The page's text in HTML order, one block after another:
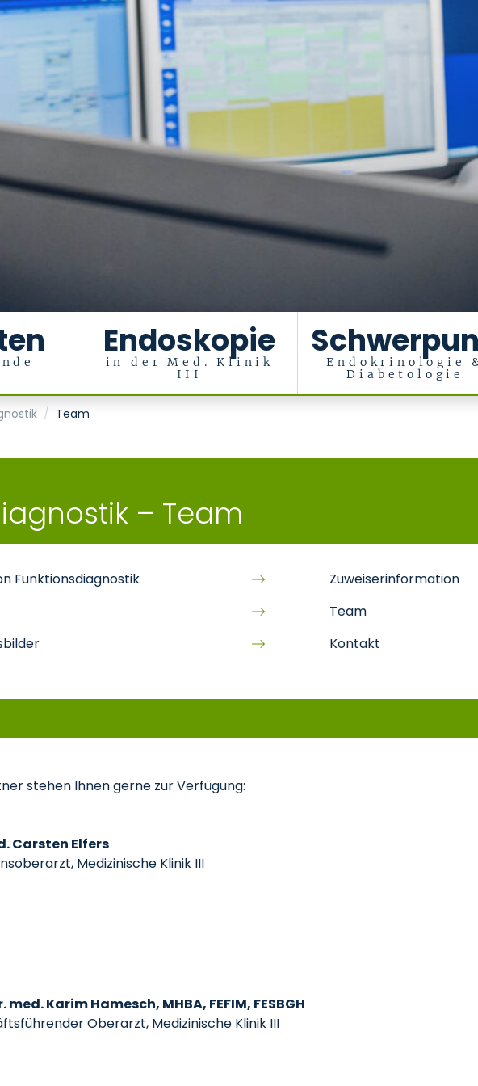
Endoskopie
in der Med. Klinik
III
Endokrinologie
Diabetologie
Stoffwechselerkrankungen und Internistische Intensivmedizin (Med. Klinik III)
Team
– Team
Funktionsdiagnostik
Zuweiserinformation
Team
Kontakt
stehen Ihnen gerne zur Verfügung:
Carsten Elfers
Medizinische Klinik III
med. Karim Hamesch, MHBA, FEFIM, FESBGH
Oberarzt, Medizinische Klinik III